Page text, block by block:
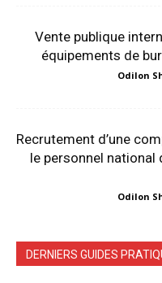
Vente publique
équipements de
Odilon
Recrutement d’une
le personnel national
Odilon
DERNIERS GUIDES